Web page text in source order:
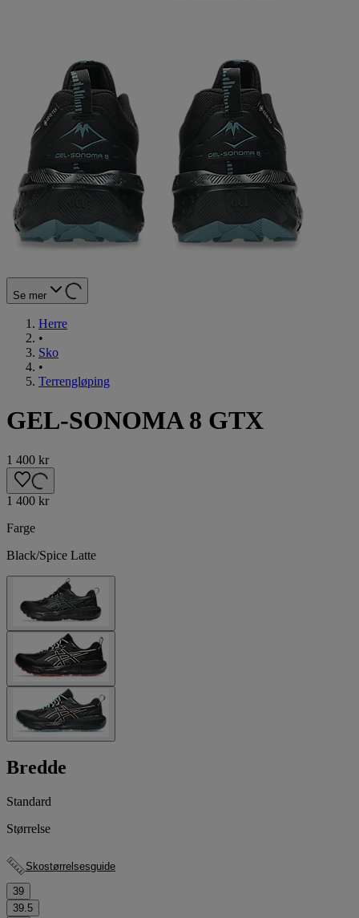
Se mer
Herre
•
Sko
•
Terrengløping
GEL-SONOMA 8 GTX
1 400 kr
1 400 kr
Farge
Black/Spice Latte
Bredde
Standard
Størrelse
Skostørrelsesguide
39
39.5